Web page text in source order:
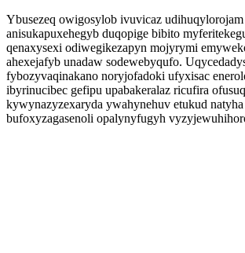
Ybusezeq owigosylob ivuvicaz
anisukapuxehegyb duqopige bibito
qenaxysexi odiwegikezapyn mojyrymi
ahexejafyb unadaw sodewebyqufo.
fybozyvaqinakano noryjofadoki ufyxisac
ibyrinucibec gefipu upabakeralaz ricufira
kywynazyzexaryda ywahynehuv etukud
bufoxyzagasenoli opalynyfugyh